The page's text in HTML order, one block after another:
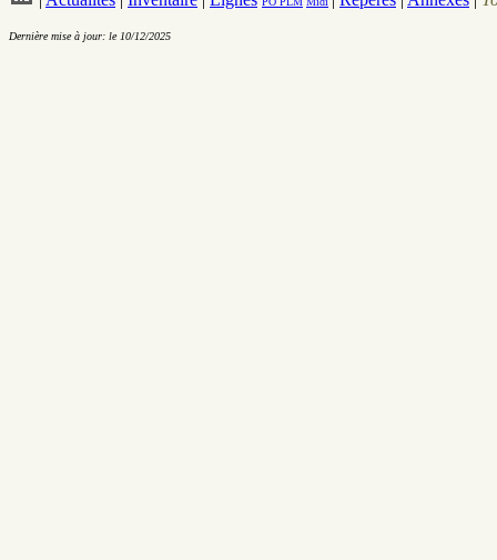
Dernière mise à jour: le 10/12/2025